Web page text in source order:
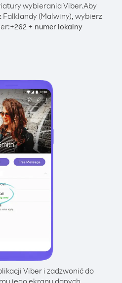
wybierania Viber.Aby
(Malwiny), wybierz
+262+ numer lokalny
Viber i zadzwonić do
jego ekranu danych